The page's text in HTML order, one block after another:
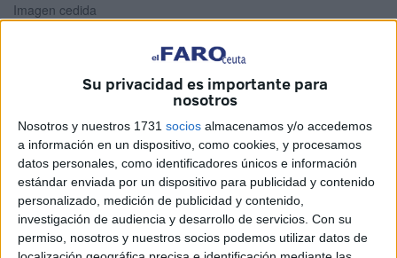
Su privacidad es importante para
nosotros
Nosotros y nuestros 1731 socios almacenamos y/o accedemos
a información en un dispositivo, como cookies, y procesamos
datos personales, como identificadores únicos e información
estándar enviada por un dispositivo para publicidad y contenido
personalizado, medición de publicidad y contenido,
investigación de audiencia y desarrollo de servicios. Con su
permiso, nosotros y nuestros socios podemos utilizar datos de
Imagen cedida
Asociación de Promotores y laConfederación de
Empresariosde Ceuta han mantenido este lunes una
reunión con el consejero de Fomento, la directora general
de Urbanismo y el director deEmvicesapara trasladar sus
inquietudes sobre las dificultades sobre el estado de la
promoción inmobiliaria.
En este encuentro, al cual se invitó al Colegio de